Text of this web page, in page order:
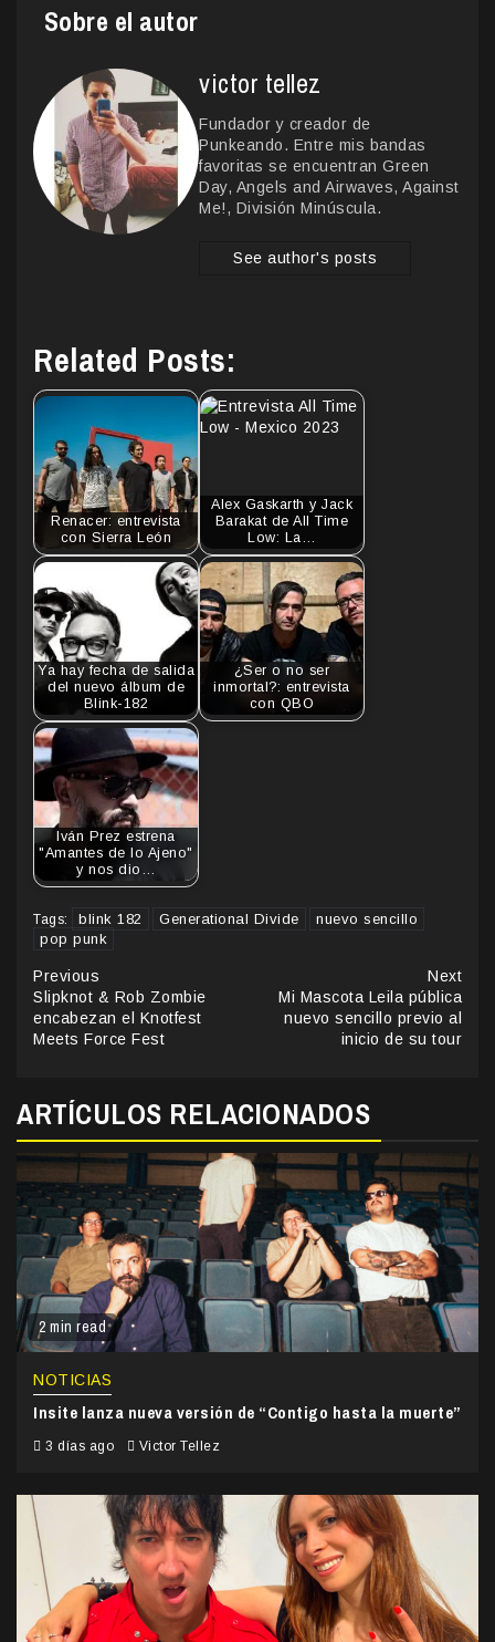
Sobre el autor
victor tellez
Fundador y creador de
Punkeando. Entre mis bandas
favoritas se encuentran Green
Day, Angels and Airwaves, Against
Me!, División Minúscula.
See author's posts
Related Posts:
Renacer: entrevista
con Sierra León
Alex Gaskarth y Jack
Barakat de All Time
Low: La…
Ya hay fecha de salida
del nuevo álbum de
Blink-182
¿Ser o no ser
inmortal?: entrevista
con QBO
Iván Prez estrena
"Amantes de lo Ajeno"
y nos dio…
Tags: blink 182 Generational Divide
nuevo sencillo
pop punk
Continue
Reading
Previous
Slipknot & Rob Zombie
encabezan el Knotfest
Meets Force Fest
Next
Mi Mascota Leila pública
nuevo sencillo previo al
inicio de su tour
ARTÍCULOS RELACIONADOS
2 min read
NOTICIAS
Insite lanza nueva versión de “Contigo hasta la muerte”
3 días ago Victor Tellez